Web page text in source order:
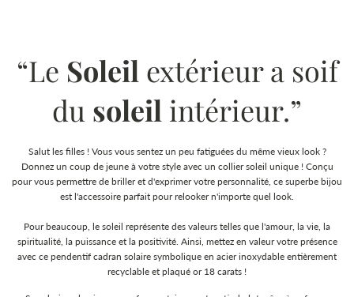
“Le Soleil extérieur a soif
du soleil intérieur.”
Salut les filles ! Vous vous sentez un peu fatiguées du même vieux look ?
Donnez un coup de jeune à votre style avec un collier soleil unique ! Conçu
pour vous permettre de briller et d'exprimer votre personnalité, ce superbe bijou
est l'accessoire parfait pour relooker n'importe quel look.
Pour beaucoup, le soleil représente des valeurs telles que l'amour, la vie, la
spiritualité, la puissance et la positivité. Ainsi, mettez en valeur votre présence
avec ce pendentif cadran solaire symbolique en acier inoxydable entièrement
recyclable et plaqué or 18 carats !